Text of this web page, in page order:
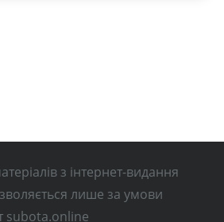
з інтернет-видання
лише за умови
subota.online